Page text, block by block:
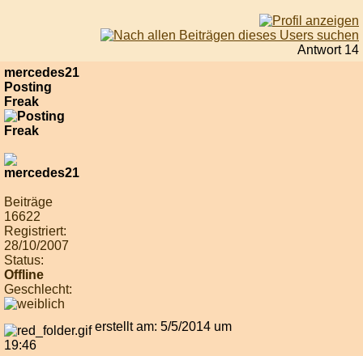
Antwort 14
mercedes21
Posting
Freak
Beiträge
16622
Registriert:
28/10/2007
Status:
Offline
Geschlecht:
erstellt am: 5/5/2014 um
19:46